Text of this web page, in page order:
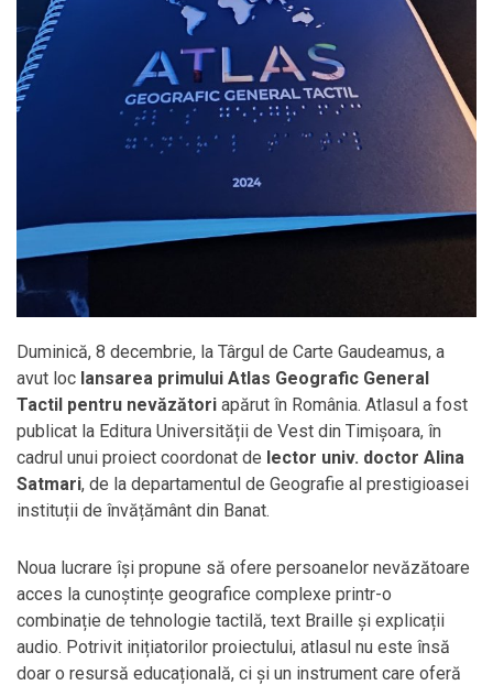
Duminică, 8 decembrie, la Târgul de Carte Gaudeamus, a
avut loc lansarea primului Atlas Geografic General
Tactil pentru nevăzători apărut în România. Atlasul a fost
publicat la Editura Universității de Vest din Timișoara, în
cadrul unui proiect coordonat de lector univ. doctor Alina
Satmari, de la departamentul de Geografie al prestigioasei
instituții de învățământ din Banat.
Noua lucrare își propune să ofere persoanelor nevăzătoare
acces la cunoștințe geografice complexe printr-o
combinație de tehnologie tactilă, text Braille și explicații
audio. Potrivit inițiatorilor proiectului, atlasul nu este însă
doar o resursă educațională, ci și un instrument care oferă